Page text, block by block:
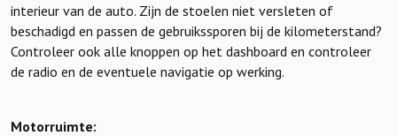
interieur van de auto. Zijn de stoelen niet versleten of
beschadigd en passen de gebruikssporen bij de kilometerstand?
Controleer ook alle knoppen op het dashboard en controleer
de radio en de eventuele navigatie op werking.
Motorruimte: